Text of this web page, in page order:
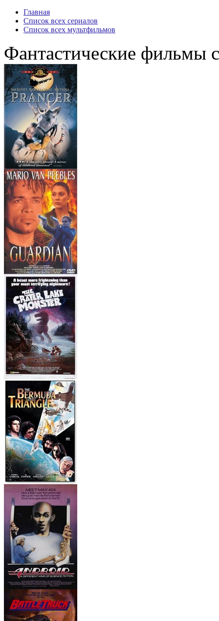
Главная
Список всех сериалов
Список всех мультфильмов
Фантастические фильмы